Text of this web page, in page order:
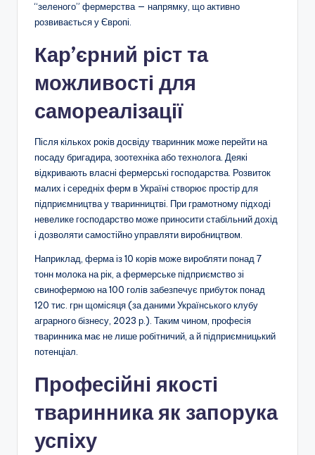
“зеленого” фермерства — напрямку, що активно
розвивається у Європі.
Кар’єрний ріст та
можливості для
самореалізації
Після кількох років досвіду тваринник може перейти на
посаду бригадира, зоотехніка або технолога. Деякі
відкривають власні фермерські господарства. Розвиток
малих і середніх ферм в Україні створює простір для
підприємництва у тваринництві. При грамотному підході
невелике господарство може приносити стабільний дохід
і дозволяти самостійно управляти виробництвом.
Наприклад, ферма із 10 корів може виробляти понад 7
тонн молока на рік, а фермерське підприємство зі
свинофермою на 100 голів забезпечує прибуток понад
120 тис. грн щомісяця (за даними Українського клубу
аграрного бізнесу, 2023 р.). Таким чином, професія
тваринника має не лише робітничий, а й підприємницький
потенціал.
Професійні якості
тваринника як запорука
успіху